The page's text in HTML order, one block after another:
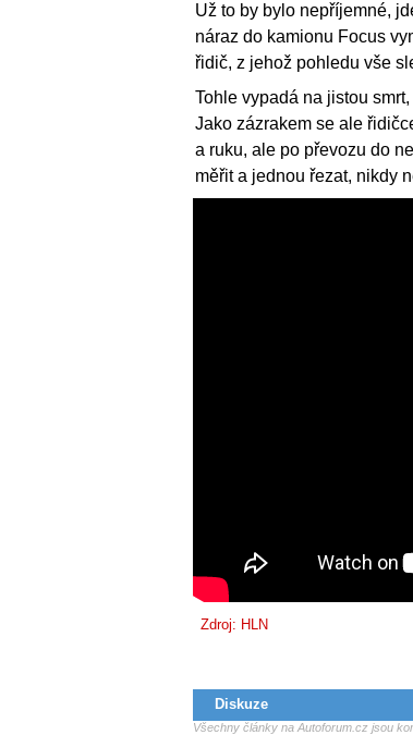
Už to by bylo nepříjemné,
náraz do kamionu Focus
řidič, z jehož pohledu vše
Tohle vypadá na jistou
Jako zázrakem se ale
a ruku, ale po převozu do
měřit a jednou řezat, nikdy
Zdroj: HLN
Diskuze
Všechny články na Autoforum.cz jsou